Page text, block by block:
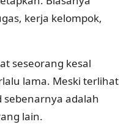
kerja kelompok,
seseorang kesal
lama. Meski terlihat
adalah
lain.